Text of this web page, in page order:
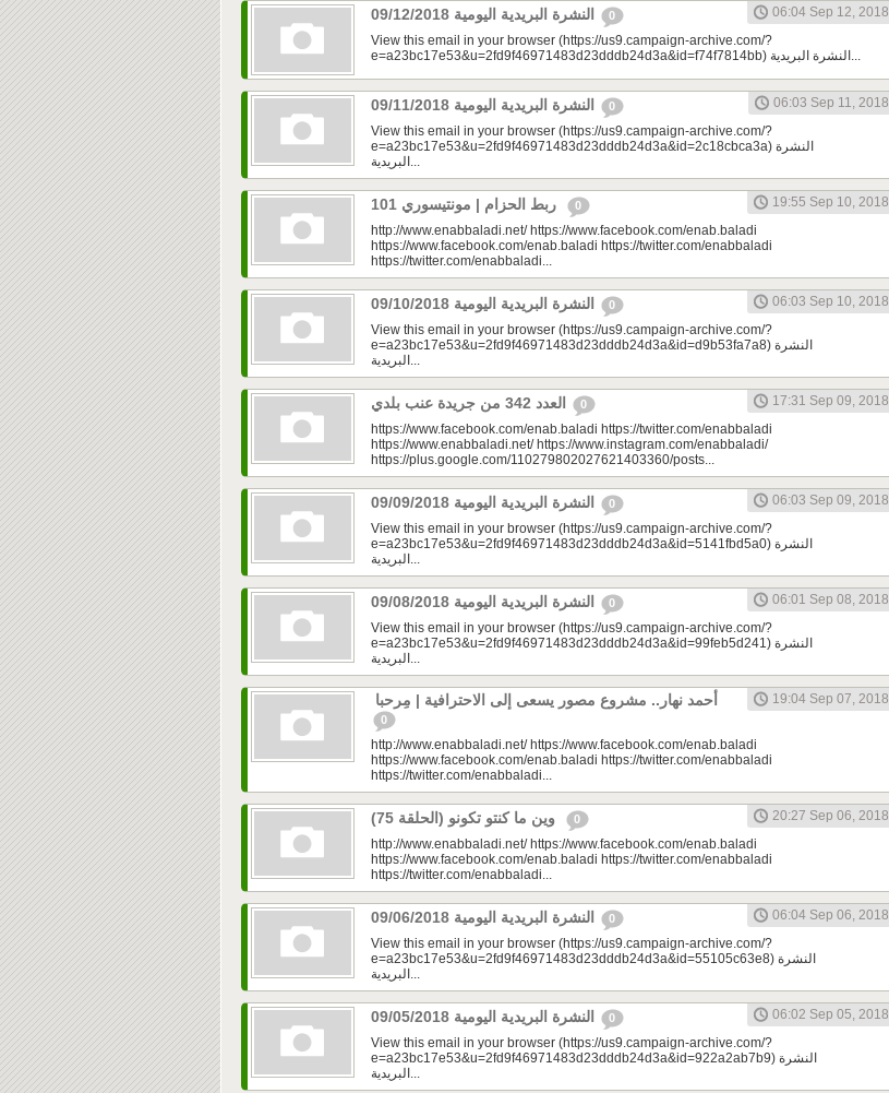
0
06:04 Sep 12, 2018
View this email in your browser (https://us9.campaign-archive.com/?
e=a23bc17e53&u=2fd9f46971483d23dddb24d3a&id=f74f7814bb) النشرة البريدية...
0
06:03 Sep 11, 2018
View this email in your browser (https://us9.campaign-archive.com/?
e=a23bc17e53&u=2fd9f46971483d23dddb24d3a&id=2c18cbca3a) النشرة
البريدية...
0
19:55 Sep 10, 2018
http://www.enabbaladi.net/ https://www.facebook.com/enab.baladi
https://www.facebook.com/enab.baladi https://twitter.com/enabbaladi
https://twitter.com/enabbaladi...
0
06:03 Sep 10, 2018
View this email in your browser (https://us9.campaign-archive.com/?
e=a23bc17e53&u=2fd9f46971483d23dddb24d3a&id=d9b53fa7a8) النشرة
البريدية...
0
17:31 Sep 09, 2018
https://www.facebook.com/enab.baladi https://twitter.com/enabbaladi
https://www.enabbaladi.net/ https://www.instagram.com/enabbaladi/
https://plus.google.com/110279802027621403360/posts...
0
06:03 Sep 09, 2018
View this email in your browser (https://us9.campaign-archive.com/?
e=a23bc17e53&u=2fd9f46971483d23dddb24d3a&id=5141fbd5a0) النشرة
البريدية...
0
06:01 Sep 08, 2018
View this email in your browser (https://us9.campaign-archive.com/?
e=a23bc17e53&u=2fd9f46971483d23dddb24d3a&id=99feb5d241) النشرة
البريدية...
أحمد نهار.. مشروع مصور يسعى إلى الاحترافية | مِرحبا
0
19:04 Sep 07, 2018
http://www.enabbaladi.net/ https://www.facebook.com/enab.baladi
https://www.facebook.com/enab.baladi https://twitter.com/enabbaladi
https://twitter.com/enabbaladi...
0
20:27 Sep 06, 2018
http://www.enabbaladi.net/ https://www.facebook.com/enab.baladi
https://www.facebook.com/enab.baladi https://twitter.com/enabbaladi
https://twitter.com/enabbaladi...
0
06:04 Sep 06, 2018
View this email in your browser (https://us9.campaign-archive.com/?
e=a23bc17e53&u=2fd9f46971483d23dddb24d3a&id=55105c63e8) النشرة
البريدية...
0
06:02 Sep 05, 2018
View this email in your browser (https://us9.campaign-archive.com/?
e=a23bc17e53&u=2fd9f46971483d23dddb24d3a&id=922a2ab7b9) النشرة
البريدية...